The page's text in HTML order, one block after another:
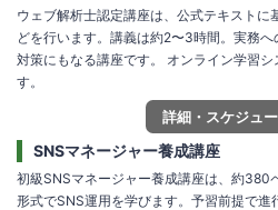
ウェブ解析士認定講座は、公式テキストに
どを行います。講義は約2〜3時間。実務
対策にもなる講座です。 オンライン学習
す。
詳細・スケジュ
SNSマネージャー養成講座
初級SNSマネージャー養成講座は、約380
形式でSNS運用を学びます。予習前提で